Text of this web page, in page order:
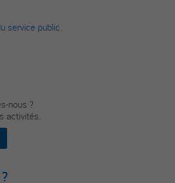
service public.
nous ?
activités.